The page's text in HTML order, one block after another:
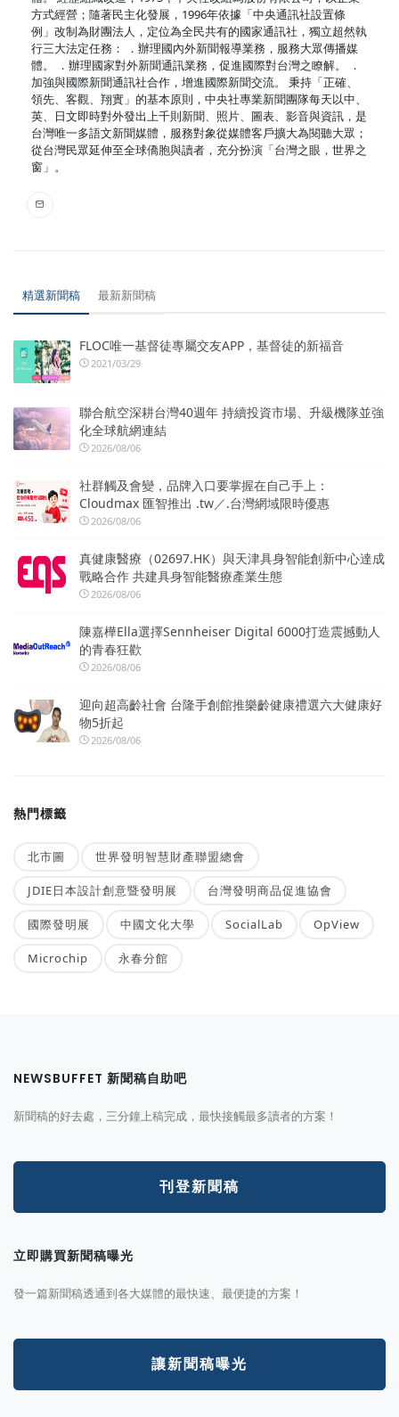
方式經營；隨著民主化發展，1996年依據「中央通訊社設置條
例」改制為財團法人，定位為全民共有的國家通訊社，獨立超然執
行三大法定任務： ．辦理國內外新聞報導業務，服務大眾傳播媒
體。 ．辦理國家對外新聞通訊業務，促進國際對台灣之瞭解。 ．
加強與國際新聞通訊社合作，增進國際新聞交流。 秉持「正確、
領先、客觀、翔實」的基本原則，中央社專業新聞團隊每天以中、
英、日文即時對外發出上千則新聞、照片、圖表、影音與資訊，是
台灣唯一多語文新聞媒體，服務對象從媒體客戶擴大為閱聽大眾；
從台灣民眾延伸至全球僑胞與讀者，充分扮演「台灣之眼，世界之
窗」。
精選新聞稿 最新新聞稿
FLOC唯一基督徒專屬交友APP，基督徒的新福音
2021/03/29
聯合航空深耕台灣40週年 持續投資市場、升級機隊並強
化全球航網連結
2026/08/06
社群觸及會變，品牌入口要掌握在自己手上：
Cloudmax 匯智推出 .tw／.台灣網域限時優惠
2026/08/06
真健康醫療（02697.HK）與天津具身智能創新中心達成
戰略合作 共建具身智能醫療產業生態
2026/08/06
陳嘉樺Ella選擇Sennheiser Digital 6000打造震撼動人
的青春狂歡
2026/08/06
迎向超高齡社會 台隆手創館推樂齡健康禮選六大健康好
物5折起
2026/08/06
熱門標籤
北市圖 世界發明智慧財產聯盟總會
JDIE日本設計創意暨發明展 台灣發明商品促進協會
國際發明展 中國文化大學 SocialLab OpView
Microchip 永春分館
NEWSBUFFET 新聞稿自助吧
新聞稿的好去處，三分鐘上稿完成，最快接觸最多讀者的方案！
刊登新聞稿
立即購買新聞稿曝光
發一篇新聞稿透通到各大媒體的最快速、最便捷的方案！
讓新聞稿曝光